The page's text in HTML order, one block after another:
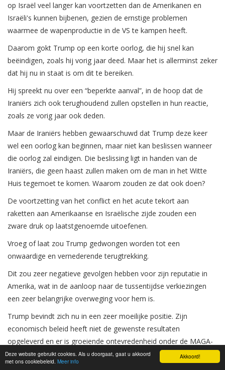
Akkoord!
Deze website gebruikt cookies. Als u doorgaat, gaat u akkoord
met ons cookiebeleid. Meer info
op Israël veel langer kan voortzetten dan de Amerikanen en
Israëli's kunnen bijbenen, gezien de ernstige problemen
waarmee de wapenproductie in de VS te kampen heeft.
Daarom gokt Trump op een korte oorlog, die hij snel kan
beëindigen, zoals hij vorig jaar deed. Maar het is allerminst zeker
dat hij nu in staat is om dit te bereiken.
Hij spreekt nu over een “beperkte aanval”, in de hoop dat de
Iraniërs zich ook terughoudend zullen opstellen in hun reactie,
zoals ze vorig jaar ook deden.
Maar de Iraniërs hebben gewaarschuwd dat Trump deze keer
wel een oorlog kan beginnen, maar niet kan beslissen wanneer
die oorlog zal eindigen. Die beslissing ligt in handen van de
Iraniërs, die geen haast zullen maken om de man in het Witte
Huis tegemoet te komen. Waarom zouden ze dat ook doen?
De voortzetting van het conflict en het acute tekort aan
raketten aan Amerikaanse en Israëlische zijde zouden een
zware druk op laatstgenoemde uitoefenen.
Vroeg of laat zou Trump gedwongen worden tot een
onwaardige en vernederende terugtrekking.
Dit zou zeer negatieve gevolgen hebben voor zijn reputatie in
Amerika, wat in de aanloop naar de tussentijdse verkiezingen
een zeer belangrijke overweging voor hem is.
Trump bevindt zich nu in een zeer moeilijke positie. Zijn
economisch beleid heeft niet de gewenste resultaten
opgeleverd en er is groeiende ontevredenheid onder de MAGA-
achterban.